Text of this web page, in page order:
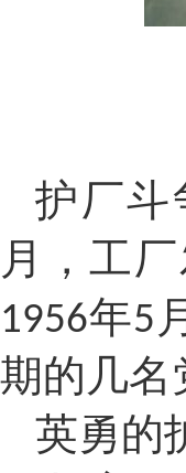
护厂斗
月，工
1956年5
期的几名
英勇的